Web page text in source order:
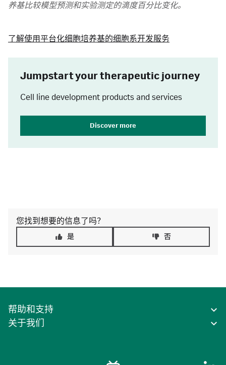
养基比较模型预测和实验测定的滴度百分比变化。
了解使用平台化细胞培养基的细胞系开发服务
Jumpstart your therapeutic journey
Cell line development products and services
Discover more
您找到想要的信息了吗？
是 否
帮助和支持
关于我们